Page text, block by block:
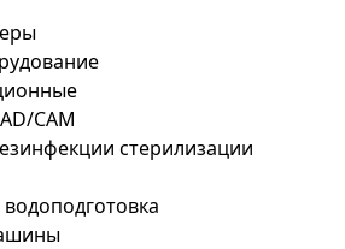
CAM
стерилизации